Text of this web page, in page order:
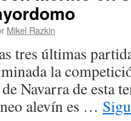
Mikel Razkin
tres últimas
la
Navarra de esta
alevín es …